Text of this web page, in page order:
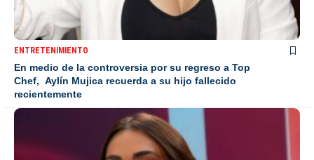
ENTRETENIMIENTO
En medio de la controversia por su regreso a Top
Chef, Aylín Mujica recuerda a su hijo fallecido
recientemente